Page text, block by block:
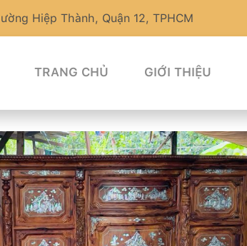
Hiệp Thành, Quận 12, TPHCM
TRANG CHỦ GIỚI THIỆU